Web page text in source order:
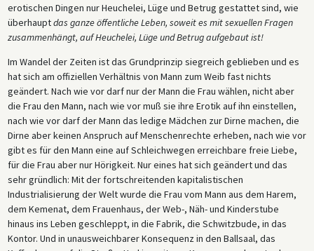
erotischen Dingen nur Heuchelei, Lüge und Betrug gestattet sind, wie
überhauptdas ganze öffentliche Leben, soweit es mit sexuellen Fragen
zusammenhängt, auf Heuchelei, Lüge und Betrug aufgebaut ist!
Im Wandel der Zeiten ist das Grundprinzip siegreich geblieben und es
hat sich am offiziellen Verhältnis von Mann zum Weib fast nichts
geändert. Nach wie vor darf nur der Mann die Frau wählen, nicht aber
die Frau den Mann, nach wie vor muß sie ihre Erotik auf ihn einstellen,
nach wie vor darf der Mann das ledige Mädchen zur Dirne machen, die
Dirne aber keinen Anspruch auf Menschenrechte erheben, nach wie vor
gibt es für den Mann eine auf Schleichwegen erreichbare freie Liebe,
für die Frau aber nur Hörigkeit. Nur eines hat sich geändert und das
sehr gründlich: Mit der fortschreitenden kapitalistischen
Industrialisierung der Welt wurde die Frau vom Mann aus dem Harem,
dem Kemenat, dem Frauenhaus, der Web-, Näh- und Kinderstube
hinaus ins Leben geschleppt, in die Fabrik, die Schwitzbude, in das
Kontor. Und in unausweichbarer Konsequenz in den Ballsaal, das